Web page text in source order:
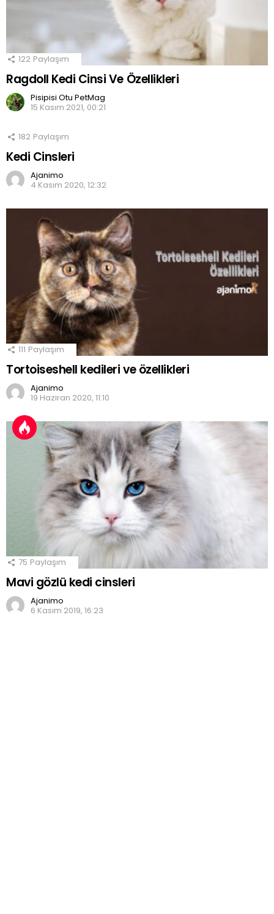
122 Paylaşım
Ragdoll Kedi Cinsi Ve Özellikleri
Pisipisi Otu PetMag
15 Kasım 2021, 00:21
182 Paylaşım
Kedi Cinsleri
Ajanimo
4 Kasım 2020, 12:32
111 Paylaşım
Tortoiseshell kedileri ve özellikleri
Ajanimo
19 Haziran 2020, 11:10
75 Paylaşım
Mavi gözlü kedi cinsleri
Ajanimo
6 Kasım 2019, 16:23